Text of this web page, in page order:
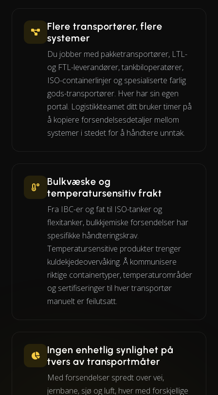
Flere transportører, flere
systemer
Du jobber med pakketransportører, LTL-
og FTL-leverandører, tankbiloperatører,
ISO-containerlinjer og spesialiserte farlig
gods-transportører. Hver har sin egen
portal. Logistikkteamet ditt bruker timer på
å kopiere forsendelsesdetaljer mellom
systemer i stedet for å håndtere unntak.
Bulkvæske og
temperatursensitiv frakt
Fra IBC-er og fat til ISO-tanker og
flexitanker, bulkkjemiske forsendelser har
spesifikke håndteringskrav.
Temperatursensitive produkter trenger
kuldekjedeovervåking. Å kommunisere
riktige containertyper, temperaturområder
og sertifiseringer til hver transportør
manuelt er feilutsatt.
Ingen enhetlig synlighet på
tvers av transportmåter
Med forsendelser spredt over vei,
jernbane, sjø og luft, hver med forskjellige